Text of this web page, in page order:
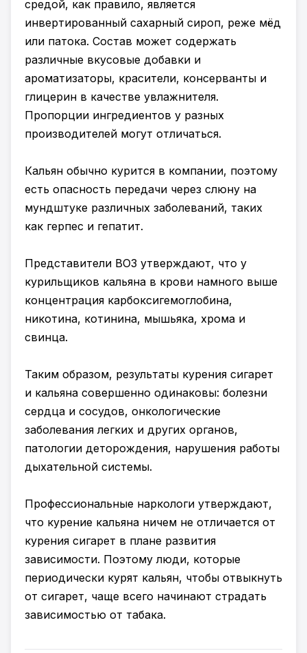
средой, как правило, является
инвертированный сахарный сироп, реже мёд
или патока. Состав может содержать
различные вкусовые добавки и
ароматизаторы, красители, консерванты и
глицерин в качестве увлажнителя.
Пропорции ингредиентов у разных
производителей могут отличаться.
Кальян обычно курится в компании, поэтому
есть опасность передачи через слюну на
мундштуке различных заболеваний, таких
как герпес и гепатит.
Представители ВОЗ утверждают, что у
курильщиков кальяна в крови намного выше
концентрация карбоксигемоглобина,
никотина, котинина, мышьяка, хрома и
свинца.
Таким образом, результаты курения сигарет
и кальяна совершенно одинаковы: болезни
сердца и сосудов, онкологические
заболевания легких и других органов,
патологии деторождения, нарушения работы
дыхательной системы.
Профессиональные наркологи утверждают,
что курение кальяна ничем не отличается от
курения сигарет в плане развития
зависимости. Поэтому люди, которые
периодически курят кальян, чтобы отвыкнуть
от сигарет, чаще всего начинают страдать
зависимостью от табака.